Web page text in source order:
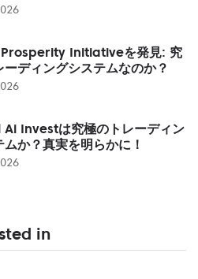
Initiativeを発見: 究
ーディングシステムなのか？
Investは究極のトレーディン
ムか？真実を明らかに！
in